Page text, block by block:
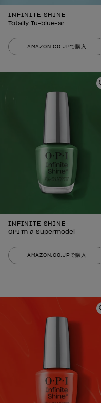
INFINITE SHINE
Totally Tu-blue-ar
AMAZON.CO.JPで購入
INFINITE SHINE
OPI’m a Supermodel
AMAZON.CO.JPで購入